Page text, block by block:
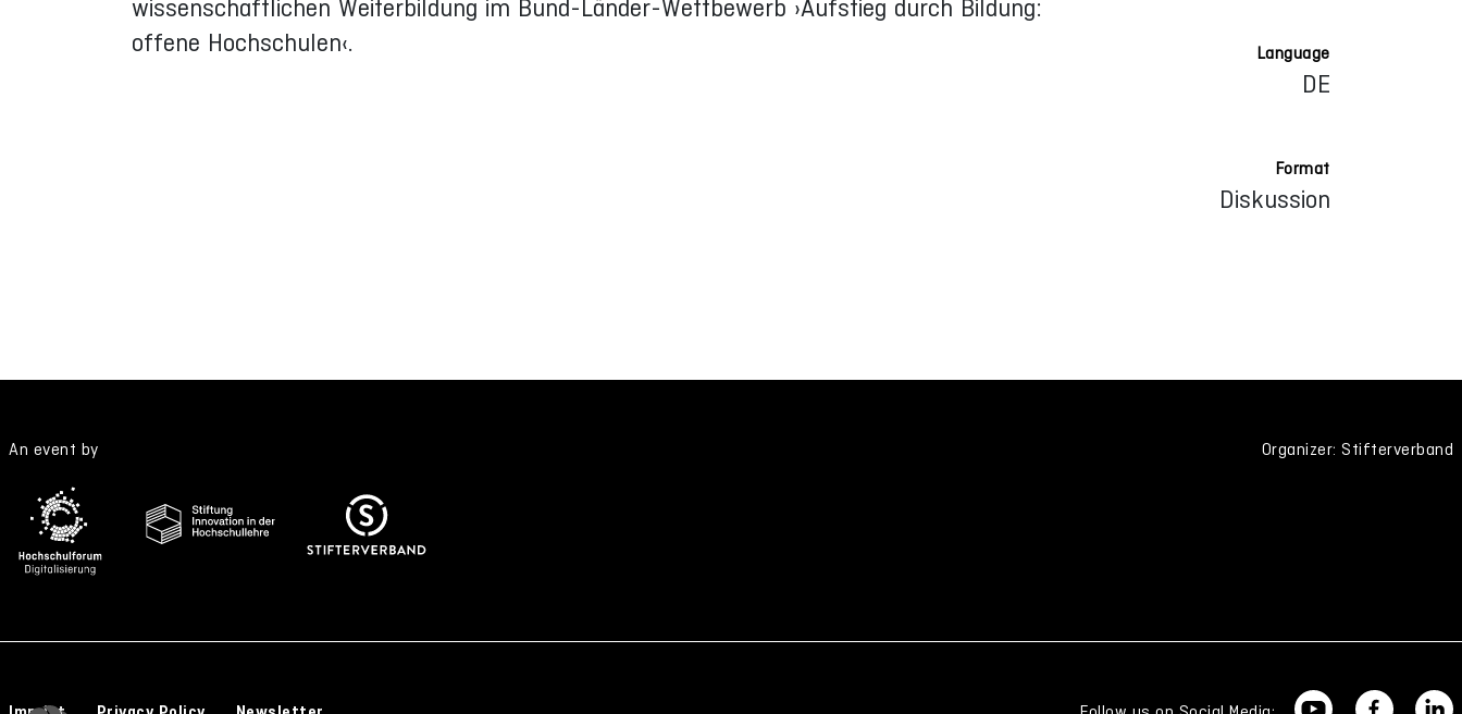
wissenschaftlichen Weiterbildung im Bund-Länder-Wettbewerb ›Aufstieg durch Bildung:
offene Hochschulen‹.
Language
DE
Format
Diskussion
An event by Organizer: Stifterverband